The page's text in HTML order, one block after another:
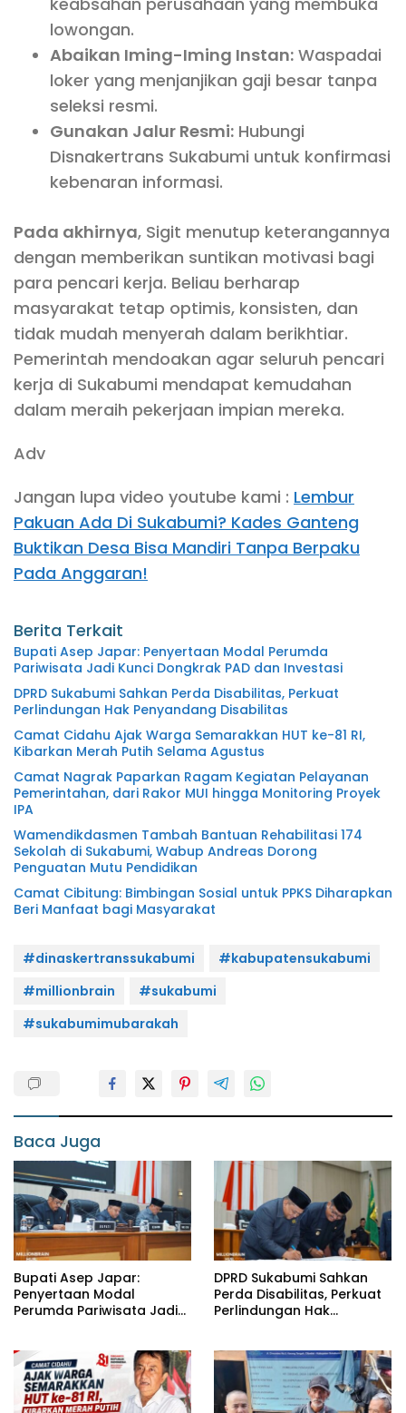
lowongan.
Abaikan Iming-Iming Instan: Waspadai
loker yang menjanjikan gaji besar tanpa
seleksi resmi.
Gunakan Jalur Resmi: Hubungi
Disnakertrans Sukabumi untuk konfirmasi
kebenaran informasi.
Pada akhirnya, Sigit menutup keterangannya
dengan memberikan suntikan motivasi bagi
para pencari kerja. Beliau berharap
masyarakat tetap optimis, konsisten, dan
tidak mudah menyerah dalam berikhtiar.
Pemerintah mendoakan agar seluruh pencari
kerja di Sukabumi mendapat kemudahan
dalam meraih pekerjaan impian mereka.
Adv
Jangan lupa video youtube kami : Lembur
Pakuan Ada Di Sukabumi? Kades Ganteng
Buktikan Desa Bisa Mandiri Tanpa Berpaku
Pada Anggaran!
Berita Terkait
Bupati Asep Japar: Penyertaan Modal Perumda
Pariwisata Jadi Kunci Dongkrak PAD dan Investasi
DPRD Sukabumi Sahkan Perda Disabilitas, Perkuat
Perlindungan Hak Penyandang Disabilitas
Camat Cidahu Ajak Warga Semarakkan HUT ke-81 RI,
Kibarkan Merah Putih Selama Agustus
Camat Nagrak Paparkan Ragam Kegiatan Pelayanan
Pemerintahan, dari Rakor MUI hingga Monitoring Proyek
IPA
Wamendikdasmen Tambah Bantuan Rehabilitasi 174
Sekolah di Sukabumi, Wabup Andreas Dorong
Penguatan Mutu Pendidikan
Camat Cibitung: Bimbingan Sosial untuk PPKS Diharapkan
Beri Manfaat bagi Masyarakat
#dinaskertranssukabumi
#kabupatensukabumi
#millionbrain
#sukabumi
#sukabumimubarakah
Baca Juga
Bupati Asep Japar:
Penyertaan Modal
Perumda Pariwisata Jadi
DPRD Sukabumi Sahkan
Perda Disabilitas, Perkuat
Perlindungan Hak